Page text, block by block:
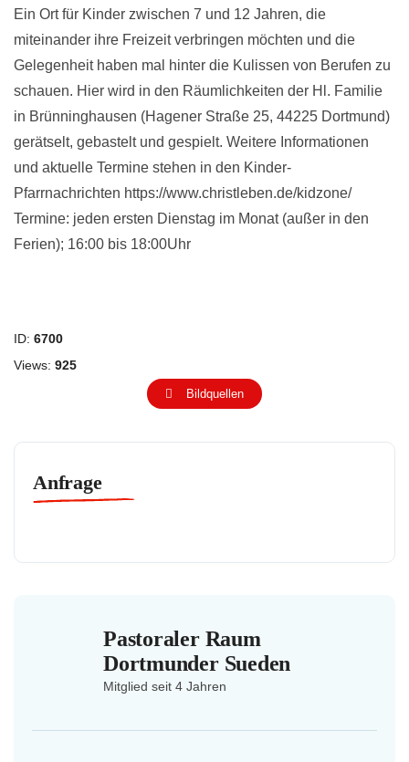
Ein Ort für Kinder zwischen 7 und 12 Jahren, die
miteinander ihre Freizeit verbringen möchten und die
Gelegenheit haben mal hinter die Kulissen von Berufen zu
schauen. Hier wird in den Räumlichkeiten der Hl. Familie
in Brünninghausen (Hagener Straße 25, 44225 Dortmund)
gerätselt, gebastelt und gespielt. Weitere Informationen
und aktuelle Termine stehen in den Kinder-
Pfarrnachrichten https://www.christleben.de/kidzone/
Termine: jeden ersten Dienstag im Monat (außer in den
Ferien); 16:00 bis 18:00Uhr
ID: 6700
Views: 925
Bildquellen
Anfrage
Pastoraler Raum
Dortmunder Sueden
Mitglied seit 4 Jahren